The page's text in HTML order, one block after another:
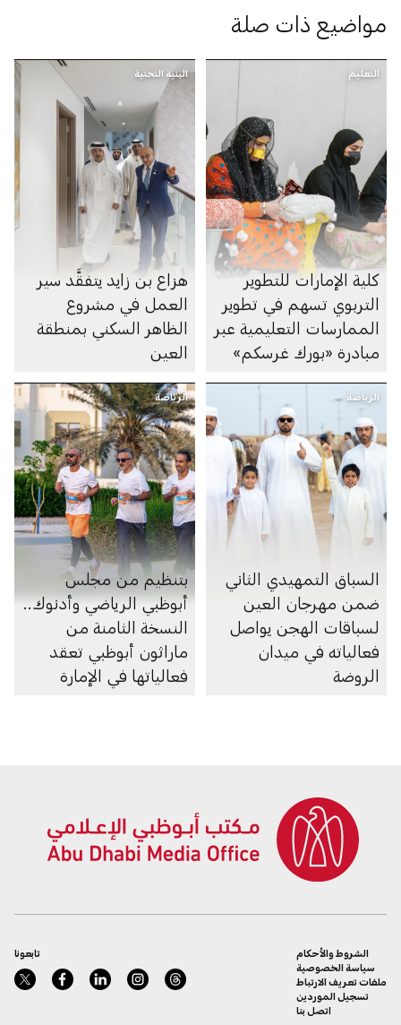
مواضيع ذات صلة
التعليم
كلية الإمارات للتطوير
التربوي تسهم في تطوير
الممارسات التعليمية عبر
مبادرة «بورك غرسكم»
البنية التحتية
هزاع بن زايد يتفقَّد سير
العمل في مشروع
الظاهر السكني بمنطقة
العين
الرياضة
السباق التمهيدي الثاني
ضمن مهرجان العين
لسباقات الهجن يواصل
فعالياته في ميدان
الروضة
الرياضة
بتنظيم من مجلس
أبوظبي الرياضي وأدنوك..
النسخة الثامنة من
ماراثون أبوظبي تعقد
فعالياتها في الإمارة
تابعونا
الشروط والأحكام
سياسة الخصوصية
ملفات تعريف الارتباط
تسجيل الموردين
اتصل بنا